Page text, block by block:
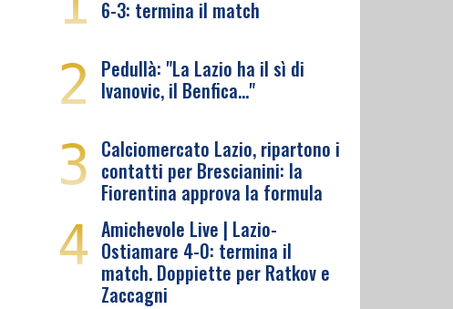
6-3: termina il match
2 Pedullà: "La Lazio ha il sì di
Ivanovic, il Benfica…"
3 Calciomercato Lazio, ripartono i
contatti per Brescianini: la
Fiorentina approva la formula
4 Amichevole Live | Lazio-
Ostiamare 4-0: termina il
match. Doppiette per Ratkov e
Zaccagni